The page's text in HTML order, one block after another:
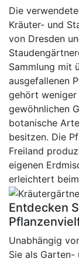
Die
Kräuter- und
von Dresden
Sammlung mit
ausgefallenen
gehört weniger
gewöhnlichen
botanische
besitzen. Die
Freiland
eigenen
erleichtert
Entdecken
Unabhängig
Sie als Garten-